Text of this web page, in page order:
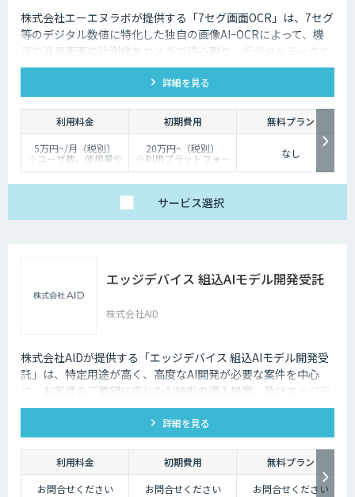
株式会社エーエヌラボが提供する「7セグ画面OCR」は、7セグ
等のデジタル数値に特化した独自の画像AIｰOCRによって、機
器の液晶画面の計測値をカメラで読み取り、デジタルデータと
して記録するサービスです
詳細を見る
利用料金 初期費用
無料プラン
5万円~/月（税別）
※ユーザ数、使用量や
カスタマイズ要望に応
20万円~（税別）
※利用プラットフォー
ムや必要なチューニン
なし
サービス選択
エッジデバイス 組込AIモデル開発受託
株式会社AID
株式会社AIDが提供する「エッジデバイス 組込AIモデル開発受
託」は、特定用途が高く、高度なAI開発が必要な案件を中心
に、お客様のご要望に応じたAI技術の導入提案、及びエッジデ
バイス向けAIアルゴリズムの開発受託を行います。 Nvidia
Jetson、Raspberry Pi、Google Coral TPU、ソラコム S+
Camera、Panasonic Vieureka等、多様なエッジデバイスに対
応しており、可視光カメラに加え、赤外線、LiDARセンサーの
活用経験も豊富にございます。
詳細を見る
利用料金 初期費用
無料プラン
お問合せください
お問合せください お問合せください